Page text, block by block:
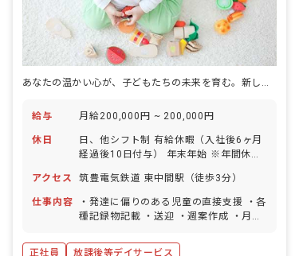
あなたの温かい心が、子どもたちの未来を育む。新しい一歩をここで踏み出しませんか？
給与 月給200,000円 ~ 200,000円
休日
日、他シフト制 有給休暇（入社後6ヶ月
経過後10日付与） 年末年始 ※年間休日
アクセス
筑豊電気鉄道 東中間駅（徒歩3分）
仕事内容
・発達に偏りのある児童の直接支援 ・各
種記録物記載 ・送迎 ・週案作成 ・月案
正社員
放課後等デイサービス